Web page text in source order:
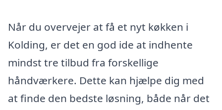
Når du overvejer at få et nyt køkken i
Kolding, er det en god ide at indhente
mindst tre tilbud fra forskellige
håndværkere. Dette kan hjælpe dig med
at finde den bedste løsning, både når det